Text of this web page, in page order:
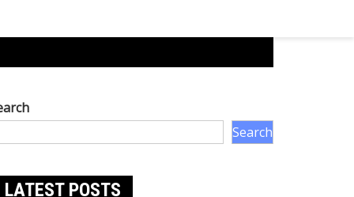
Search
LATEST POSTS